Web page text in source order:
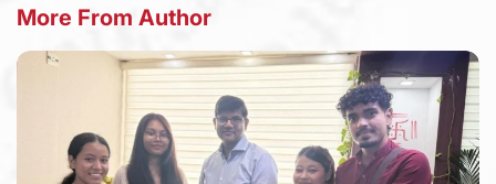
More From Author